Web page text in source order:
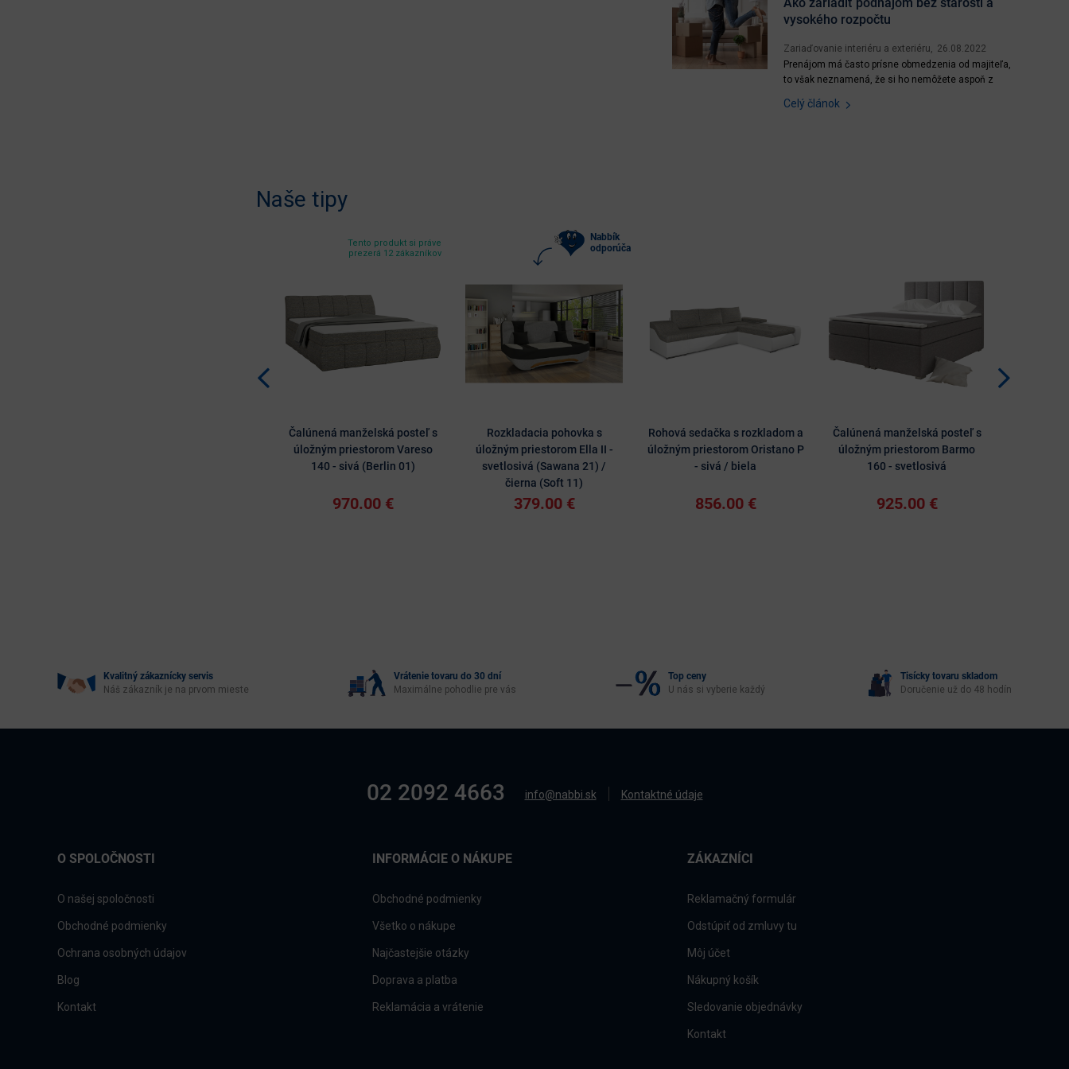
vysokého rozpočtu
Zariaďovanie interiéru a exteriéru
26.08.2022
Prenájom má často prísne obmedzenia od majiteľa,
to však neznamená, že si ho nemôžete aspoň z
veľmi ovplyvňuje to, ako sa cítite. Poďte sa
Celý článok
Naše tipy
Tento produkt si práve
prezerá 12 zákazníkov
Čalúnená manželská posteľ s
úložným priestorom Vareso
140 - sivá (Berlin 01)
970.00 €
Nabbík
odporúča
Rozkladacia pohovka s
úložným priestorom Ella II -
svetlosivá (Sawana 21) /
čierna (Soft 11)
379.00 €
Rohová sedačka s rozkladom a
úložným priestorom Oristano P
- sivá / biela
856.00 €
Čalúnená manželská posteľ s
úložným priestorom Barmo
160 - svetlosivá
925.00 €
Kvalitný zákaznícky servis
Náš zákazník je na prvom mieste
Vrátenie tovaru do 30 dní
Maximálne pohodlie pre vás
Top ceny
U nás si vyberie každý
Tisícky tovaru skladom
Doručenie už do 48 hodín
02 2092 4663 info@nabbi.sk Kontaktné údaje
O SPOLOČNOSTI
O našej spoločnosti
Obchodné podmienky
Ochrana osobných údajov
Blog
Kontakt
INFORMÁCIE O NÁKUPE
Obchodné podmienky
Všetko o nákupe
Najčastejšie otázky
Doprava a platba
Reklamácia a vrátenie
ZÁKAZNÍCI
Reklamačný formulár
Odstúpiť od zmluvy tu
Môj účet
Nákupný košík
Sledovanie objednávky
Kontakt